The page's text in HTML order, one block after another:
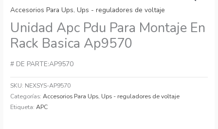
Accesorios Para Ups,Ups - reguladores de voltaje
Unidad Apc Pdu Para Montaje En
Rack Basica Ap9570
# DE PARTE:AP9570
SKU: NEXSYS-AP9570
Categorías:Accesorios Para Ups, Ups - reguladores de voltaje
Etiqueta:APC